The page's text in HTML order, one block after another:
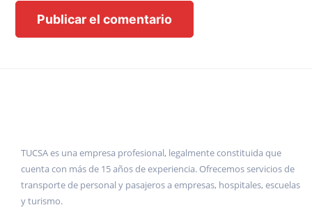
TUCSA es una empresa profesional, legalmente constituida que
cuenta con más de 15 años de experiencia. Ofrecemos servicios de
transporte de personal y pasajeros a empresas, hospitales, escuelas
y turismo.